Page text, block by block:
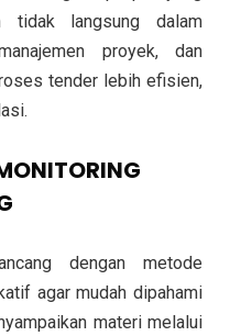
tidak langsung dalam
proyek, dan
tender lebih efisien,
dengan metode
agar mudah dipahami
materi melalui